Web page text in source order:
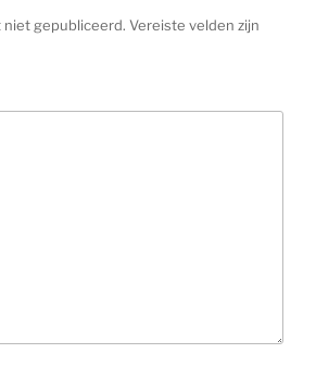
niet gepubliceerd. Vereiste velden zijn